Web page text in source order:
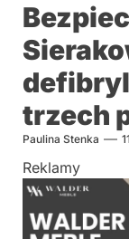
trzech
Paulina Stenka
Reklamy